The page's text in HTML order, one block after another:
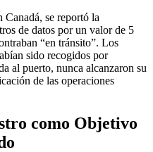
Canadá, se reportó la
de datos por un valor de 5
“en tránsito”. Los
sido recogidos por
al puerto, nunca alcanzaron su
de las operaciones
como Objetivo